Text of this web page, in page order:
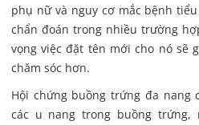
phụ nữ và nguy cơ mắc bệnh
chẩn đoán trong nhiều trường
vọng việc đặt tên mới cho nó sẽ
chăm sóc hơn.
Hội chứng buồng trứng đa
các u nang trong buồng